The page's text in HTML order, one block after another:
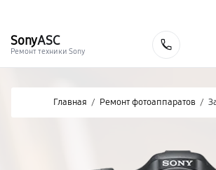
SonyASC
Ремонт техники Sony
Главная / Ремонт фотоаппаратов /